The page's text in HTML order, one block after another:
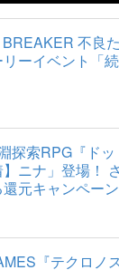
BREAKER 不良
ーイベント「
探索RPG『ド
】ニナ」登場！
元キャンペー
『テクロノ